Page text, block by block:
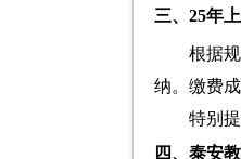
三、25年
根据
纳。缴费
特别
四、泰安